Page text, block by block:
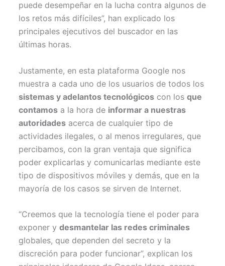
puede desempeñar en la lucha contra algunos de
los retos más difíciles”, han explicado los
principales ejecutivos del buscador en las
últimas horas.
Justamente, en esta plataforma Google nos
muestra a cada uno de los usuarios de todos los
sistemas y adelantos tecnológicos con losque
contamos a la hora de informar a nuestras
autoridades acerca de cualquier tipo de
actividades ilegales, o al menos irregulares, que
percibamos, con la gran ventaja que significa
poder explicarlas y comunicarlas mediante este
tipo de dispositivos móviles y demás, que en la
mayoría de los casos se sirven de Internet.
“Creemos que la tecnología tiene el poder para
exponer ydesmantelar las redes criminales
globales, que dependen del secreto y la
discreción para poder funcionar”, explican los